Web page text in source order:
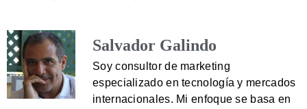
Salvador Galindo
Soy consultor de marketing
especializado en tecnología y mercados
internacionales. Mi enfoque se basa en